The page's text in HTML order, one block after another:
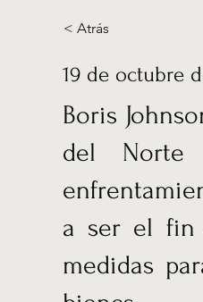
< Atrás
19 de octubre
Boris
del
a ser el fin
medidas